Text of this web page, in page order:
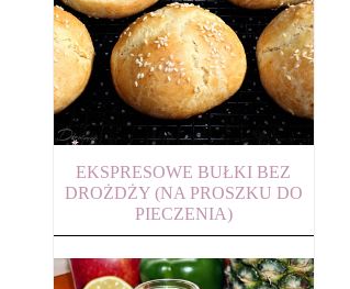
EKSPRESOWE BUŁKI BEZ
DROŻDŻY (NA PROSZKU DO
PIECZENIA)